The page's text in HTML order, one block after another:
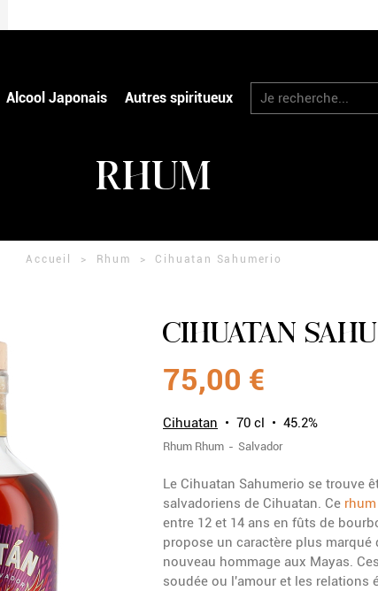
Alcool Japonais Autres spiritueux
RHUM
Accueil Rhum Cihuatan Sahumerio
CIHUATAN
75,00 €
Cihuatan 70 cl 45.2%
Rhum Rhum Salvador
Le Cihuatan Sahumerio se trouve
salvadoriens de Cihuatan. Ce
entre 12 et 14 ans en fûts de
propose un caractère plus marqué
nouveau hommage aux Mayas.
soudée ou l'amour et les relations